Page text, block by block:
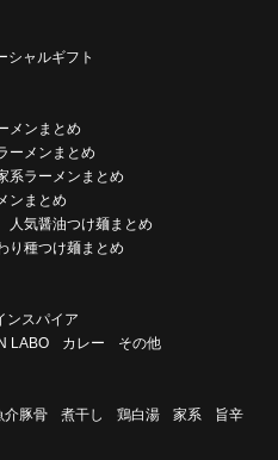
シャルギフト
メンまとめ
ーメンまとめ
系ラーメンまとめ
ンまとめ
人気醤油つけ麺まとめ
り種つけ麺まとめ
ンスパイア
LABO カレー その他
介豚骨 煮干し 鶏白湯 家系
旨辛